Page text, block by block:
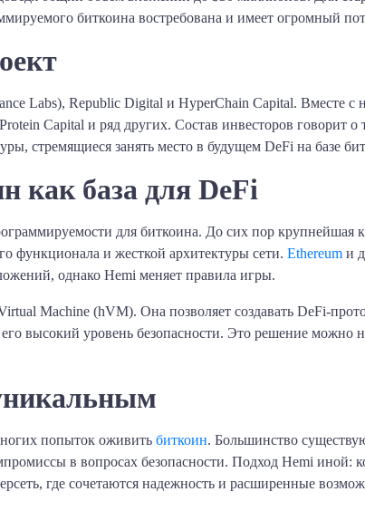
биткоина востребована и имеет огромный
Labs), Republic Digital и HyperChain Capital. Вместе
Capital и ряд других. Состав инвесторов говорит
стремящиеся занять место в будущем DeFi на базе
как база для DeFi
для биткоина. До сих пор крупнейшая
функционала и жесткой архитектуры сети. Ethereum и
однако Hemi меняет правила игры.
Machine (hVM). Она позволяет создавать DeFi-
высокий уровень безопасности. Это решение можно
попыток оживить биткоин. Большинство
в вопросах безопасности. Подход Hemi иной:
где сочетаются надежность и расширенные